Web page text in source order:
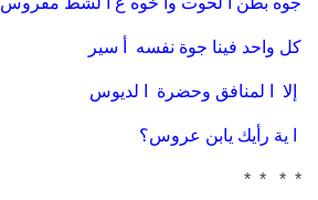
كل واحد فينا جوة نفسه أ سير
إلا ا لمنافق وحضرة ا لديوس
ا ية رأيك يابن عروس؟
* * * *